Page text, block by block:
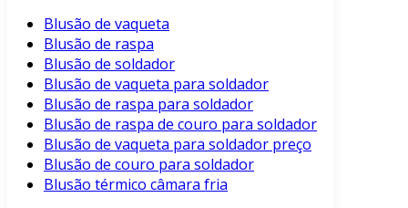
Blusão de vaqueta
Blusão de raspa
Blusão de soldador
Blusão de vaqueta para soldador
Blusão de raspa para soldador
Blusão de raspa de couro para soldador
Blusão de vaqueta para soldador preço
Blusão de couro para soldador
Blusão térmico câmara fria